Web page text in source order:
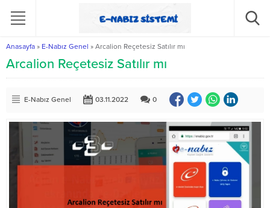
Anasayfa » E-Nabız Genel » Arcalion Reçetesiz Satılır mı
Arcalion Reçetesiz Satılır mı
E-Nabız Genel 03.11.2022 0